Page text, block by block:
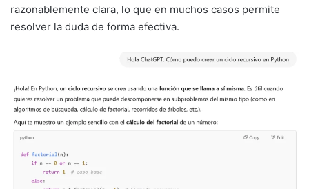
razonablemente clara, lo que en muchos casos permite
resolver la duda de forma efectiva.